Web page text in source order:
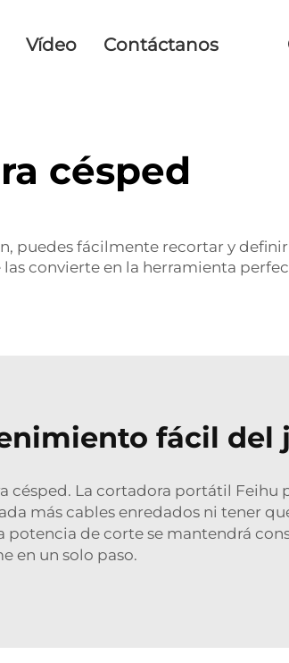
Vídeo Contáctanos
césped
puedes fácilmente recortar y
convierte en la herramienta
fácil del
césped. La cortadora portátil Feihu
más cables enredados ni tener
de corte se mantendrá
en un solo paso.